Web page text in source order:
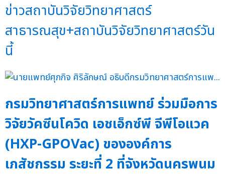
ข่าวสถาบันวิจัยวิทยาศาสตร์
สาธารณสุข+สถาบันวิจัยวิทยาศาสตร์วัน
นี้
กรมวิทยาศาสตร์การแพทย์ ร่วมมือการ
วิจัยวัคซีนโควิด เอชเอ็กซ์พี จีพีโอแวค
(HXP-GPOVac) ขององค์การ
เภสัชกรรม ระยะที่ 2 ที่จังหวัดนครพนม